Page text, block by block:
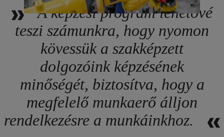
A képzési program lehetővé
teszi számunkra, hogy nyomon
kövessük a szakképzett
dolgozóink képzésének
minőségét, biztosítva, hogy a
megfelelő munkaerő álljon
rendelkezésre a munkáinkhoz.